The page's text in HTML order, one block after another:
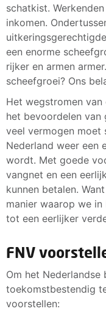
schatkist.
inkomen.
een enorme
rijker en armen
scheefgroei? Ons
Het wegstromen
het bevoordelen van
veel vermogen moet
Nederland weer een
wordt. Met goede
vangnet en een
kunnen betalen.
manier waarop we
tot een eerlijker
FNV
Om het Nederlandse
toekomstbestendig
voorstellen: